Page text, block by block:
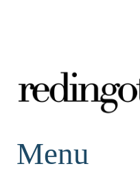
redingote.
Menu